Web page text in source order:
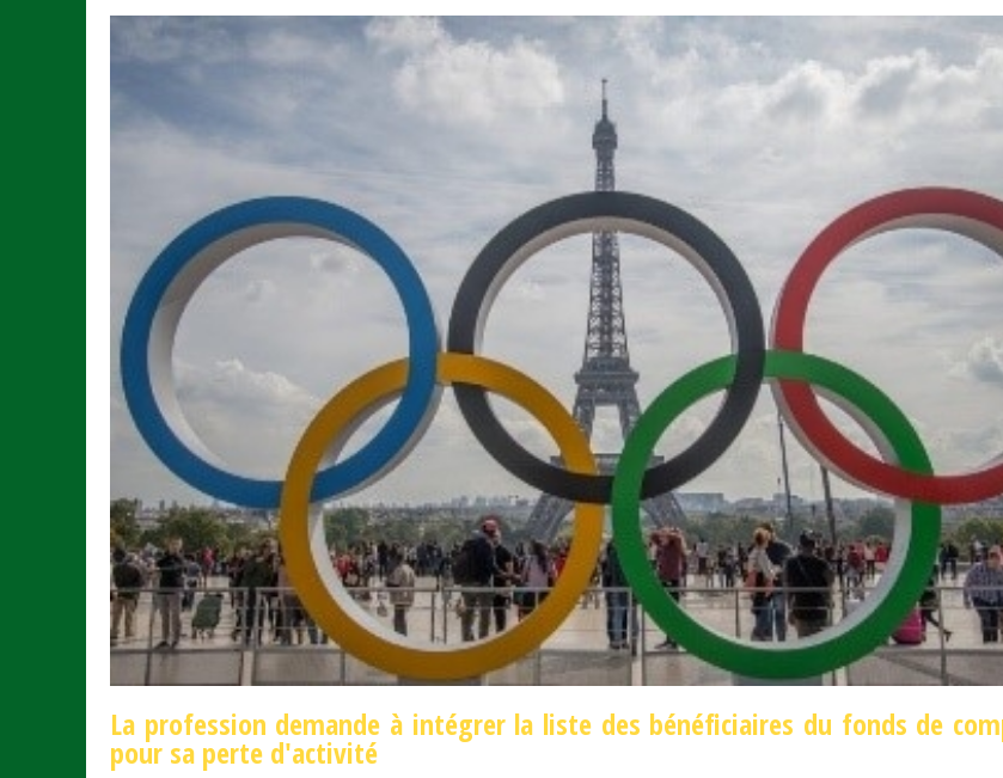
La profession demande à intégrer la liste des bénéficiaires du fonds de
pour sa perte d'activité